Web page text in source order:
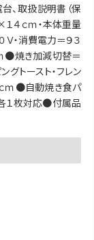
台、取扱説明書（保
１４ｃｍ・本体重量
Ｖ・消費電力＝９３
●焼き加減切替＝
グトースト・フレン
ｃｍ●自動焼き食パ
各１枚対応●付属品